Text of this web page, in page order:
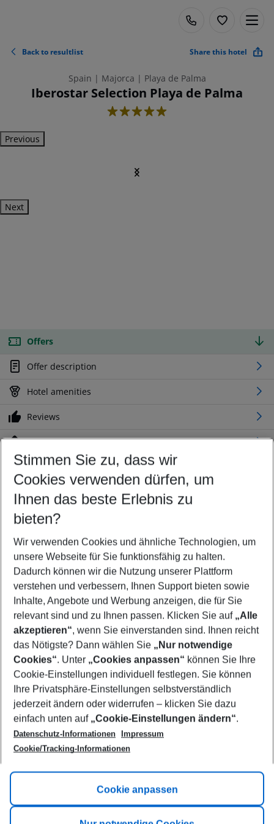
Back to resultlist Share this hotel
Spain | Majorca | Playa de Palma
Iberostar Selection Playa de Palma
5
Previous
Next
Offers
Offer description
Hotel amenities
Reviews
Location
Customize your offer
Find the perfect deal which suits your best
Your departure airport
Any airport
Select your date range
08/08/26–06/08/27 5-8 nights
Who will travel
2 adults No children
Show more filter
Footer
Footer navigation
Title A
Link A
Stimmen Sie zu, dass wir
Cookies verwenden dürfen, um
Ihnen das beste Erlebnis zu
bieten?
Wir verwenden Cookies und ähnliche Technologien, um
unsere Webseite für Sie funktionsfähig zu halten.
Dadurch können wir die Nutzung unserer Plattform
verstehen und verbessern, Ihnen Support bieten sowie
Inhalte, Angebote und Werbung anzeigen, die für Sie
relevant sind und zu Ihnen passen. Klicken Sie auf „Alle
akzeptieren“, wenn Sie einverstanden sind. Ihnen reicht
das Nötigste? Dann wählen Sie „Nur notwendige
Cookies“. Unter „Cookies anpassen“ können Sie Ihre
Cookie-Einstellungen individuell festlegen. Sie können
Ihre Privatsphäre-Einstellungen selbstverständlich
jederzeit ändern oder widerrufen – klicken Sie dazu
einfach unten auf „Cookie-Einstellungen ändern“.
Datenschutz-Informationen
Impressum
Cookie/Tracking-Informationen
Cookie anpassen